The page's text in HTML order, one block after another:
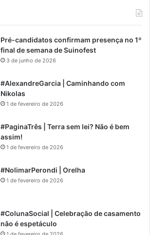
Pré-candidatos confirmam presença no 1º
final de semana de Suinofest
3 de junho de 2026
#AlexandreGarcia | Caminhando com
Nikolas
1 de fevereiro de 2026
#PaginaTrês | Terra sem lei? Não é bem
assim!
1 de fevereiro de 2026
#NolimarPerondi | Orelha
1 de fevereiro de 2026
#ColunaSocial | Celebração de casamento
não é espetáculo